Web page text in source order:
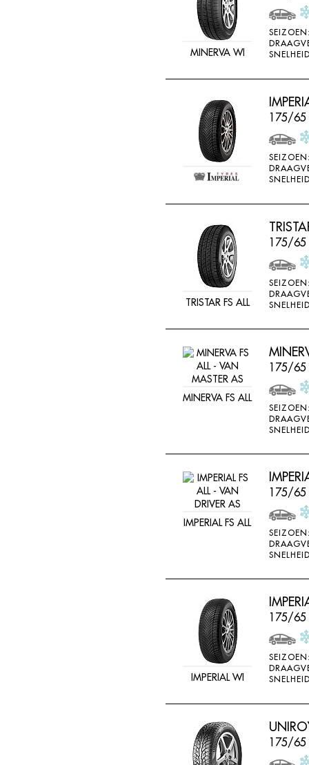
MINERVA WI
175/65
TRISTAR FS ALL
175/65
MINERVA FS ALL
175/65
IMPERIAL FS ALL
175/65
IMPERIAL WI
175/65
175/65